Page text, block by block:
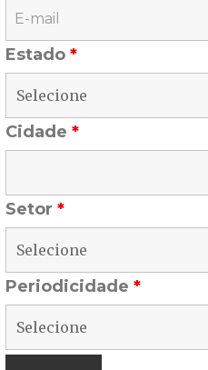
Estado *
Cidade *
Setor *
Periodicidade *